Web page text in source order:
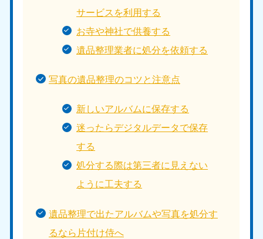
サービスを利用する
お寺や神社で供養する
遺品整理業者に処分を依頼する
写真の遺品整理のコツと注意点
新しいアルバムに保存する
迷ったらデジタルデータで保存
する
処分する際は第三者に見えない
ように工夫する
遺品整理で出たアルバムや写真を処分す
るなら片付け侍へ